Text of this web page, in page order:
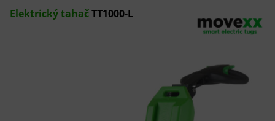
Elektrický tahačTT1000-L